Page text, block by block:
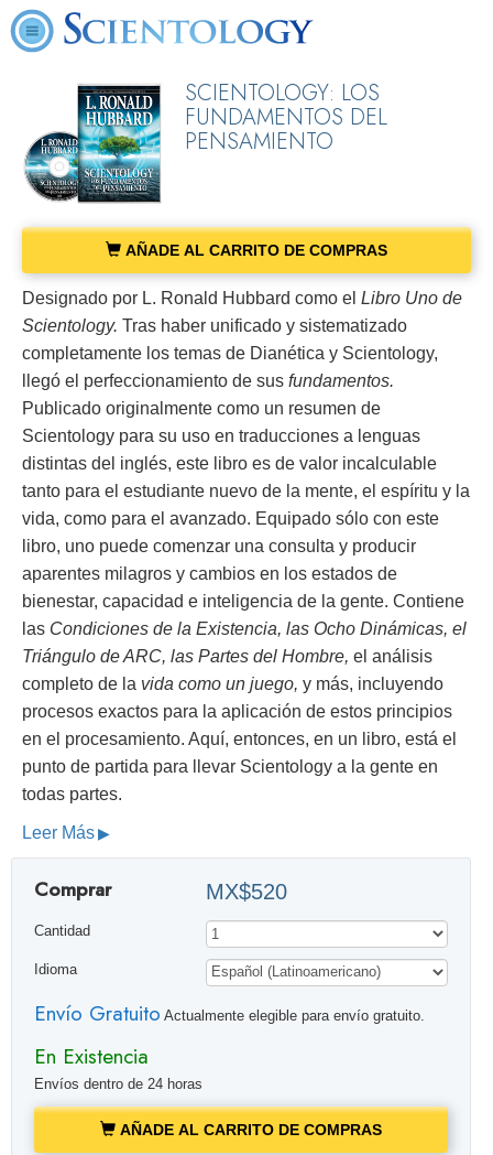
SCIENTOLOGY: LOS
FUNDAMENTOS DEL
PENSAMIENTO
AÑADE AL CARRITO DE COMPRAS
Designado por L. Ronald Hubbard como el Libro Uno de
Scientology. Tras haber unificado y sistematizado
completamente los temas de Dianética y Scientology,
llegó el perfeccionamiento de sus fundamentos.
Publicado originalmente como un resumen de
Scientology para su uso en traducciones a lenguas
distintas del inglés, este libro es de valor incalculable
tanto para el estudiante nuevo de la mente, el espíritu y la
vida, como para el avanzado. Equipado sólo con este
libro, uno puede comenzar una consulta y producir
aparentes milagros y cambios en los estados de
bienestar, capacidad e inteligencia de la gente. Contiene
las Condiciones de la Existencia, las Ocho Dinámicas, el
Triángulo de ARC, las Partes del Hombre, el análisis
completo de la vida como un juego, y más, incluyendo
procesos exactos para la aplicación de estos principios
en el procesamiento. Aquí, entonces, en un libro, está el
punto de partida para llevar Scientology a la gente en
todas partes.
Leer Más
Comprar MX$520
Cantidad
Idioma
Envío Gratuito Actualmente elegible para envío gratuito.
En Existencia
Envíos dentro de 24 horas
AÑADE AL CARRITO DE COMPRAS